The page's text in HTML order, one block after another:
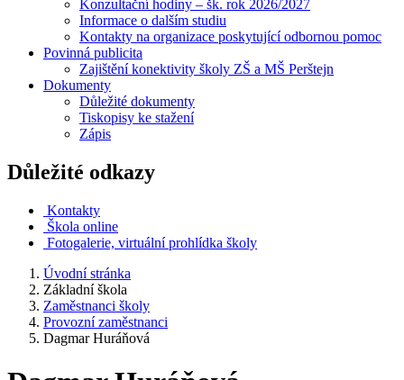
Konzultační hodiny – šk. rok 2026/2027
Informace o dalším studiu
Kontakty na organizace poskytující odbornou pomoc
Povinná publicita
Zajištění konektivity školy ZŠ a MŠ Perštejn
Dokumenty
Důležité dokumenty
Tiskopisy ke stažení
Zápis
Důležité odkazy
Kontakty
Škola online
Fotogalerie, virtuální prohlídka školy
Úvodní stránka
Základní škola
Zaměstnanci školy
Provozní zaměstnanci
Dagmar Huráňová